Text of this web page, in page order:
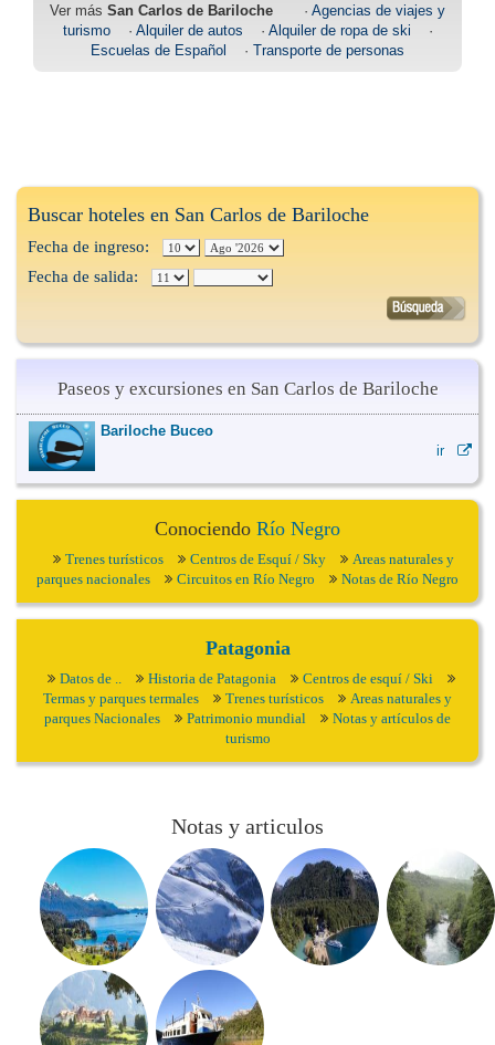
Ver más San Carlos de Bariloche · Agencias de viajes y
turismo· Alquiler de autos · Alquiler de ropa de ski ·
Escuelas de Español
· Transporte de personas
Buscar hoteles en San Carlos de Bariloche
Fecha de ingreso:
Fecha de salida:
Paseos y excursiones en San Carlos de Bariloche
Bariloche Buceo
ir
Conociendo Río Negro
Trenes turísticos Centros de Esquí / Sky
Areas naturales y
parques nacionales
Circuitos en Río Negro Notas de Río Negro
Patagonia
Datos de .. Historia de Patagonia
Centros de esquí / Ski
Termas y parques termales
Trenes turísticos
Areas naturales y
parques Nacionales
Patrimonio mundial
Notas y artículos de
turismo
Notas y articulos